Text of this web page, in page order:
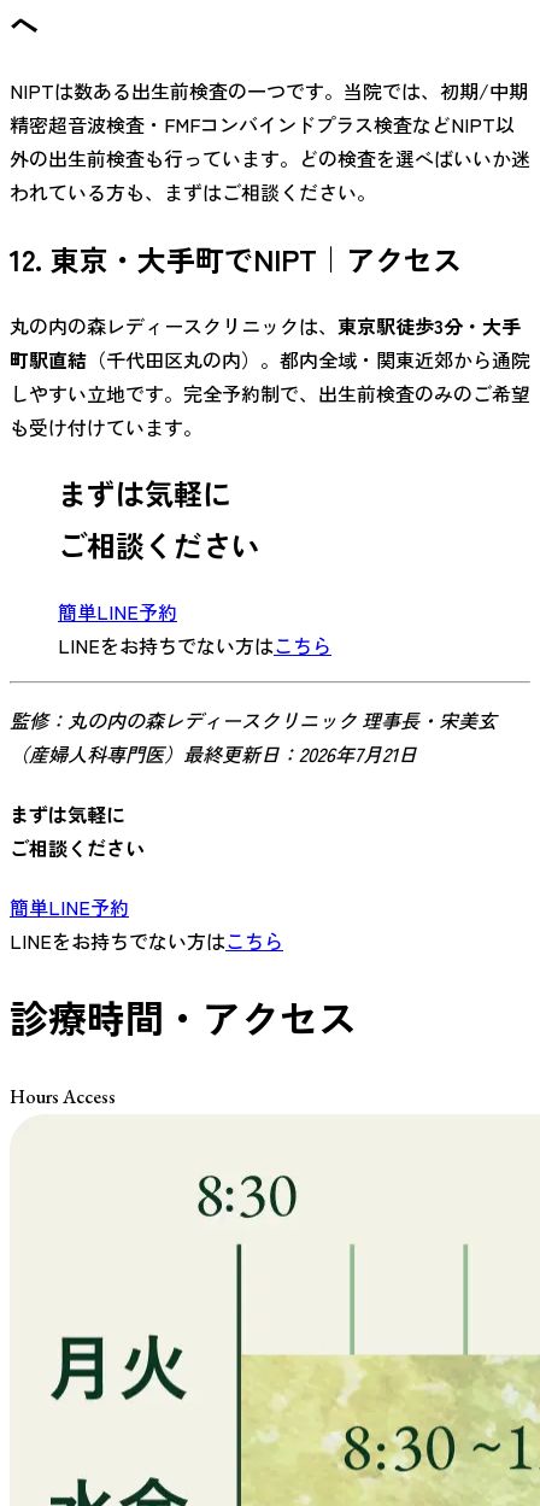
へ
NIPTは数ある出生前検査の一つです。当院では、初期/中期
精密超音波検査・FMFコンバインドプラス検査などNIPT以
外の出生前検査も行っています。どの検査を選べばいいか迷
われている方も、まずはご相談ください。
12. 東京・大手町でNIPT｜アクセス
丸の内の森レディースクリニックは、 東京駅徒歩3分・大手
町駅直結 （千代田区丸の内）。都内全域・関東近郊から通院
しやすい立地です。完全予約制で、出生前検査のみのご希望
も受け付けています。
まずは気軽に
ご相談ください
簡単LINE予約
LINEをお持ちでない方はこちら
監修：丸の内の森レディースクリニック 理事長・宋美玄
（産婦人科専門医）最終更新日：2026年7月21日
まずは気軽に
ご相談ください
簡単LINE予約
LINEをお持ちでない方はこちら
診療時間・アクセス
Hours Access